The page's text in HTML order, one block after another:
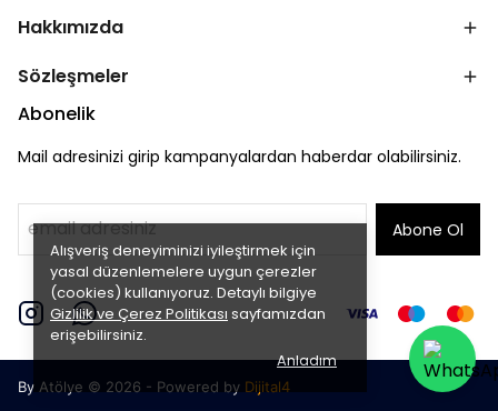
Alışveriş deneyiminizi iyileştirmek için
yasal düzenlemelere uygun çerezler
(cookies) kullanıyoruz. Detaylı bilgiye
Gizlilik ve Çerez Politikası sayfamızdan
erişebilirsiniz.
Anladım
Hakkımızda
Sözleşmeler
Abonelik
Mail adresinizi girip kampanyalardan haberdar olabilirsiniz.
Abone Ol
By Atölye © 2026 - Powered by Dijital4